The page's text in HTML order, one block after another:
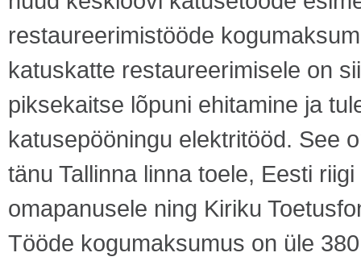
restaureerimistööde
katuskatte restaureerimisele on
piksekaitse lõpuni ehitamine ja
katusepööningu elektritööd. See
tänu Tallinna linna toele, Eesti
omapanusele ning Kiriku
Tööde kogumaksumus on üle